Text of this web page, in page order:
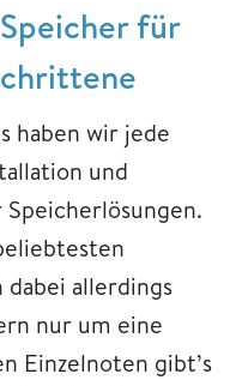
für
haben wir jede
und
dabei allerdings
nur um eine
Einzelnoten gibt’s